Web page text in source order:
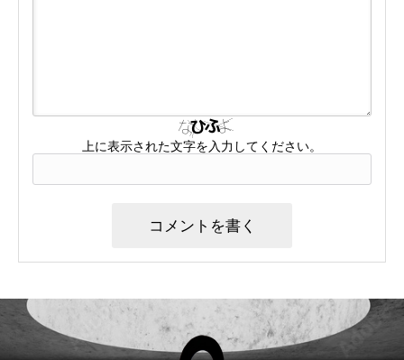
上に表示された文字を入力してください。